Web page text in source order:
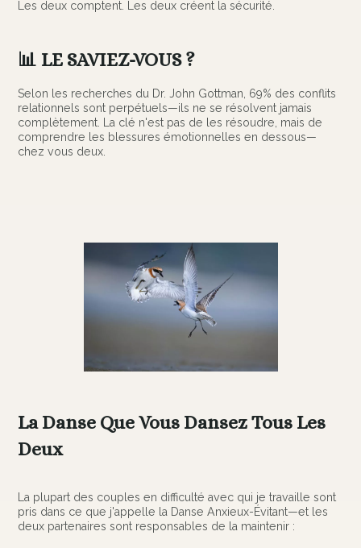
Les deux comptent. Les deux créent la sécurité.
📊 LE SAVIEZ-VOUS ?
Selon les recherches du Dr. John Gottman, 69% des conflits
relationnels sont perpétuels—ils ne se résolvent jamais
complètement. La clé n'est pas de les résoudre, mais de
comprendre les blessures émotionnelles en dessous—
chez vous deux.
La Danse Que Vous Dansez Tous Les
Deux
La plupart des couples en difficulté avec qui je travaille sont
pris dans ce que j'appelle la Danse Anxieux-Évitant—et les
deux partenaires sont responsables de la maintenir :